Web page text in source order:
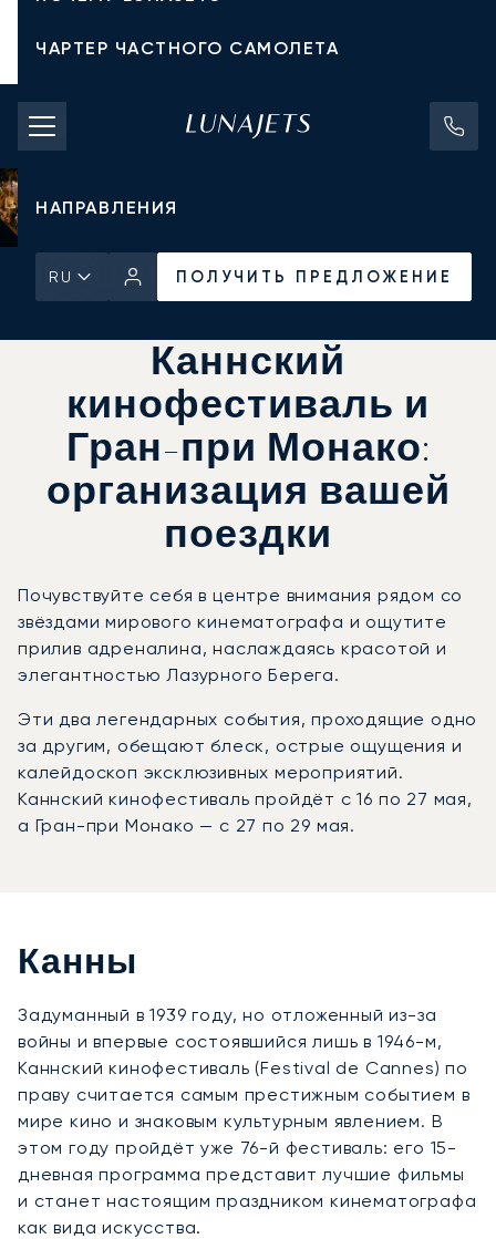
ЧАРТЕР ЧАСТНОГО САМОЛЕТА
СТОИМОСТЬ ЧАРТЕРА
ЧАСТНЫЕ САМОЛЕТЫ
НАПРАВЛЕНИЯ
RU
ПОЛУЧИТЬ ПРЕДЛОЖЕНИЕ
Главная Новости и Инсайты
Каннский
кинофестиваль и
Гран-при Монако:
организация вашей
поездки
Почувствуйте себя в центре внимания рядом со
звёздами мирового кинематографа и ощутите
прилив адреналина, наслаждаясь красотой и
элегантностью Лазурного Берега.
Эти два легендарных события, проходящие одно
за другим, обещают блеск, острые ощущения и
калейдоскоп эксклюзивных мероприятий.
Каннский кинофестиваль пройдёт с 16 по 27 мая,
а Гран-при Монако — с 27 по 29 мая.
Канны
Задуманный в 1939 году, но отложенный из-за
войны и впервые состоявшийся лишь в 1946-м,
Каннский кинофестиваль (Festival de Cannes) по
праву считается самым престижным событием в
мире кино и знаковым культурным явлением. В
этом году пройдёт уже 76-й фестиваль: его 15-
дневная программа представит лучшие фильмы
и станет настоящим праздником кинематографа
как вида искусства.